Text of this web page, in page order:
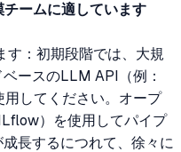
ームに適しています
す：初期段階では、大規
ースのLLM API（例：
してください。オープ
）を使用してパイプ
長するにつれて、徐々に